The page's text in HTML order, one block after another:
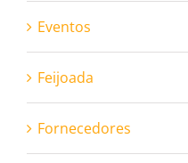
Eventos
Feijoada
Fornecedores